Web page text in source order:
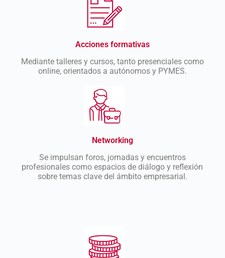
Acciones formativas
Mediante talleres y cursos, tanto presenciales como
online, orientados a autónomos y PYMES.
Networking
Se impulsan foros, jornadas y encuentros
profesionales como espacios de diálogo y reflexión
sobre temas clave del ámbito empresarial.